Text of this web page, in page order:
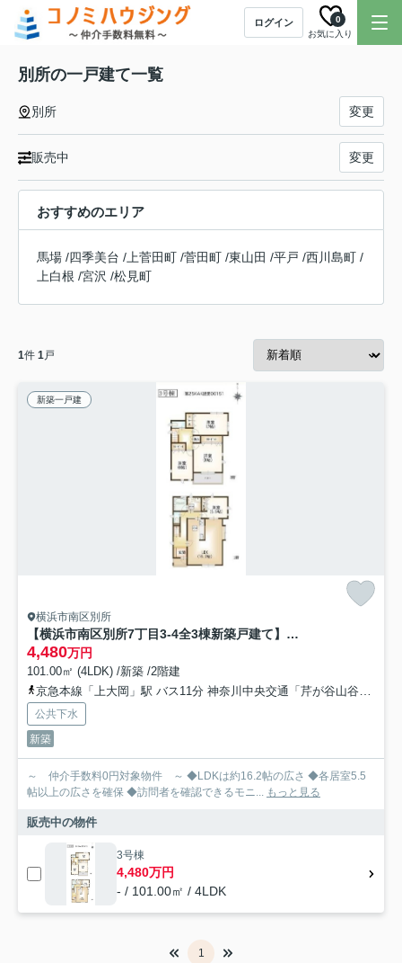
ログイン
お気に入り
0
別所の一戸建て一覧
別所 変更
販売中 変更
おすすめのエリア
馬場 /四季美台 / 上菅田町 /菅田町 /東山田 /平戸 /西川島町 /
上白根 /宮沢 /松見町
1件 1戸
新築一戸建
横浜市南区別所
【横浜市南区別所7丁目3-4全3棟新築戸建て】★仲介手数料無料★（別所小学校・南が丘中学校）
4,480万円
101.00㎡ (4LDK) /新築 /2階建
京急本線「上大岡」駅 バス11分 神奈川中央交通「芹が谷山谷」 停歩5分
公共下水
新築
～ 仲介手数料0円対象物件 ～ ◆LDKは約16.2帖の広さ ◆各居室5.5
帖以上の広さを確保 ◆訪問者を確認できるモニ... もっと見る
販売中の物件
3号棟
4,480万円
- / 101.00㎡ / 4LDK
1